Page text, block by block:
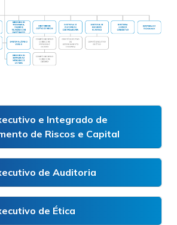
e Integrado de
de Riscos e Capital
de Auditoria
de Ética